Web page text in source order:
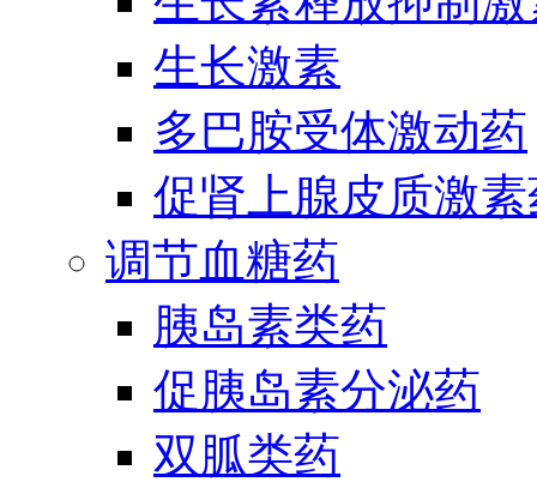
生长激素
多巴胺受体激动药
促肾上腺皮质激
调节血糖药
胰岛素类药
促胰岛素分泌药
双胍类药